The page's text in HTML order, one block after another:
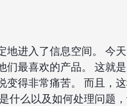
地进入了信息空间。 今
们最喜欢的产品。 这就
变得非常痛苦。 而且，
什么以及如何处理问题